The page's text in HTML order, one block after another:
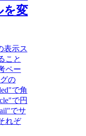
を変
表示ス
こと
ペー
の
で角
で円
でサ
れぞ